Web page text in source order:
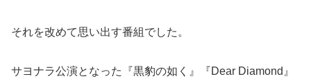
それを改めて思い出す番組でした。
サヨナラ公演となった『黒豹の如く』『Dear Diamond』